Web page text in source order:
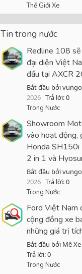
Thế Giới Xe
Tin trong nước
Redline 108
đại diện Việt
đấu tại AXCR
Bắt đầu bởi
2026 Trả lời: 0
Trong Nước
Showroom
vào hoạt động,
Honda SH150i
2 in 1 và
Bắt đầu bởi
2026 Trả lời: 0
Trong Nước
Ford Việt Nam
cộng đồng xe
những giá trị
Bắt đầu bởi Mê Xe
Trả lời: 0
Trong Nước